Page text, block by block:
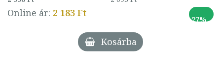
Online ár: 2 183 Ft
-
27%
Kosárba